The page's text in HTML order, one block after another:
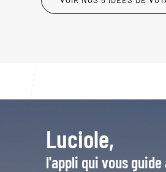
Luciole,
l'appli qui vous guide